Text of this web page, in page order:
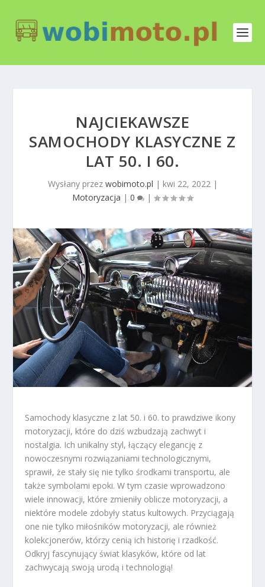
NAJCIEKAWSZE
SAMOCHODY KLASYCZNE Z
LAT 50. I 60.
Wysłany przez wobimoto.pl | kwi 22, 2022|
Motoryzacja | 0 |
Samochody klasyczne z lat 50. i 60. to prawdziwe ikony
motoryzacji, które do dziś wzbudzają zachwyt i
nostalgia. Ich unikalny styl, łączący elegancję z
nowoczesnymi rozwiązaniami technologicznymi,
sprawił, że stały się nie tylko środkami transportu, ale
także symbolami epoki. W tym czasie wprowadzono
wiele innowacji, które zmieniły oblicze motoryzacji, a
niektóre modele zdobyły status kultowych. Przyciągają
one nie tylko miłośników motoryzacji, ale również
kolekcjonerów, którzy cenią ich historię i rzadkość.
Odkryj fascynujący świat klasyków, które od lat
zachwycają swoją urodą i technologią!